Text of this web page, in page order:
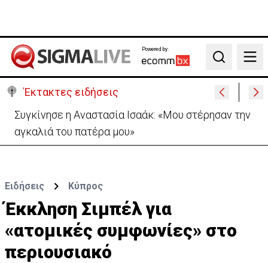
Powered by:
Search
Έκτακτες ειδήσεις
Μεγάλο πακέτο όπλων από Τουρκία προς Ουκρανία
-Κίνηση με μήνυμα προς Μόσχα;
Ειδήσεις Κύπρος
Έκκληση Σιμπέλ για
«ατομικές συμφωνίες» στο
περιουσιακό